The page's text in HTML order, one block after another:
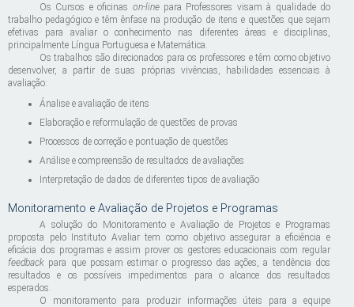
Os Cursos e oficinas on-linepara Professores visam à qualidade do
trabalho pedagógico e têm ênfase na produção de itens e questões que sejam
efetivas para avaliar o conhecimento nas diferentes áreas e disciplinas,
principalmente Língua Portuguesa e Matemática.
Os trabalhos são direcionados para os professores e têm como objetivo
desenvolver, a partir de suas próprias vivências, habilidades essenciais à
avaliação:
Ánalise e avaliação de itens
Elaboração e reformulação de questões de provas
Processos de correção e pontuação de questões
Análise e compreensão de resultados de avaliações
Interpretação de dados de diferentes tipos de avaliação
Monitoramento e Avaliação de Projetos e Programas
A solução do Monitoramento e Avaliação de Projetos e Programas
proposta pelo Instituto Avaliar tem como objetivo assegurar a eficiência e
eficácia dos programas e assim prover os gestores educacionais com regular
feedback para que possam estimar o progresso das ações, a tendência dos
resultados e os possíveis impedimentos para o alcance dos resultados
esperados.
O monitoramento para produzir informações úteis para a equipe